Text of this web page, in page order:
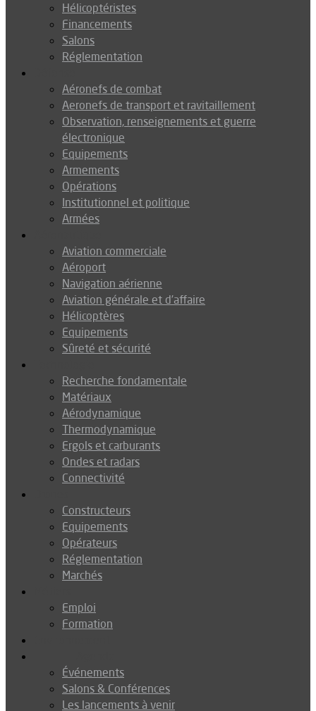
Hélicoptéristes
Financements
Salons
Réglementation
Aéronefs de combat
Aeronefs de transport et ravitaillement
Observation, renseignements et guerre
électronique
Equipements
Armements
Opérations
Institutionnel et politique
Armées
Aviation commerciale
Aéroport
Navigation aérienne
Aviation générale et d’affaire
Hélicoptères
Equipements
Sûreté et sécurité
Recherche fondamentale
Matériaux
Aérodynamique
Thermodynamique
Ergols et carburants
Ondes et radars
Connectivité
Constructeurs
Equipements
Opérateurs
Réglementation
Marchés
Emploi
Formation
Événements
Salons & Conférences
Les lancements à venir